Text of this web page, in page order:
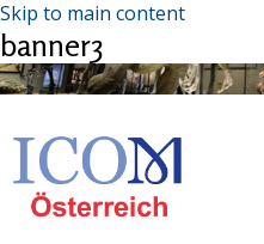
Skip to main content
banner3